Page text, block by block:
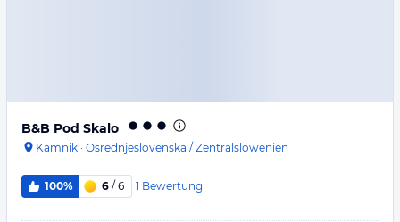
B&B Pod Skalo
Kamnik · Osrednjeslovenska / Zentralslowenien
100% 6 / 6 1 Bewertung